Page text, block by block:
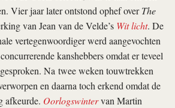
Vier jaar later ontstond ophef overThe
van Jean van de Velde’s Wit licht. De
vertegenwoordiger werd aangevochten
kanshebbers omdat er teveel
Na twee weken touwtrekken
en daarna toch erkend omdat de
afkeurde. Oorlogswintervan Martin